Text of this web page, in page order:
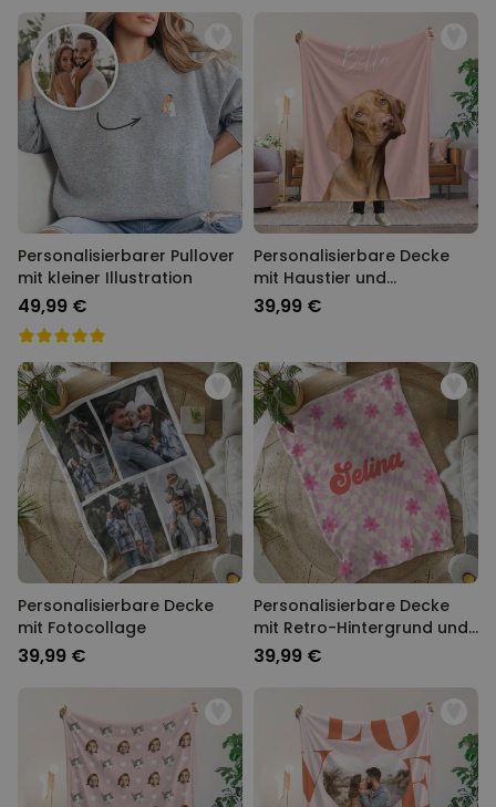
Personalisierbarer Pullover
mit kleiner Illustration
49,99 €
Personalisierbare Decke
mit Haustier und
Hintergrund
39,99 €
Personalisierbare Decke
mit Fotocollage
39,99 €
Personalisierbare Decke
mit Retro-Hintergrund und
Name
39,99 €